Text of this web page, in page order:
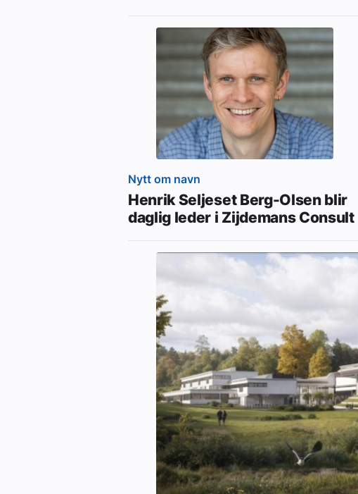
Nytt om navn
Henrik Seljeset Berg-Olsen blir
daglig leder i Zijdemans Consult